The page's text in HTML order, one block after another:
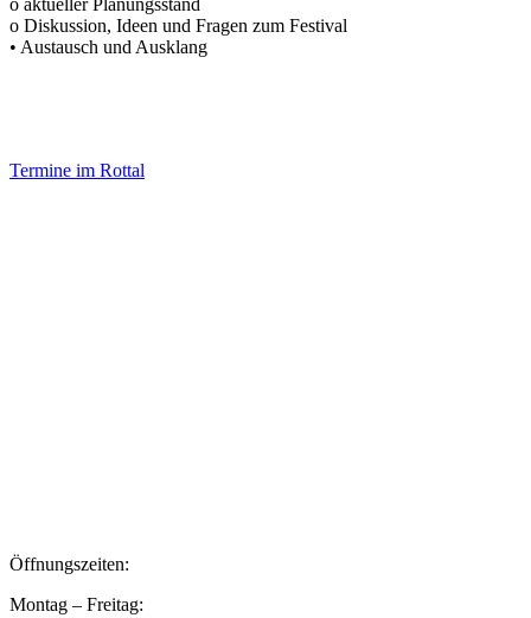
o Diskussion, Ideen und Fragen zum Festival
• Austausch und Ausklang
Termine im Rottal
Öffnungszeiten:
Montag – Freitag: